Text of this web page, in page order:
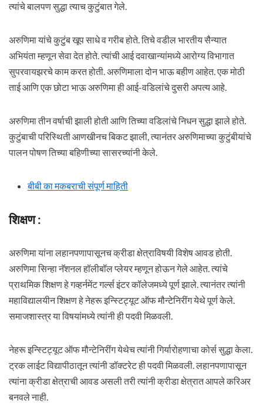
त्यांचे बालपण सुद्धा त्याच कुटुंबात गेले.
अरुणिमा यांचे कुटुंब खूप साधे व गरीब होते. तिचे वडील भारतीय सैन्यात
अभियंता म्हणून सेवा देत होते. त्यांची आई दवाखान्यांमध्ये आरोग्य विभागात
सुपरवायझरचे काम करत होती. अरुणिमाला दोन भाऊ बहीण आहेत. एक मोठी
ताई आणि एक छोटा भाऊ अरुणिमा ही आई-वडिलांचे दुसरी अपत्य आहे.
अरुणिमा तीन वर्षाची झाली होती आणि तिच्या वडिलांचे निधन सुद्धा झाले होते.
कुटुंबाची परिस्थिती आणखीनच बिकट झाली, त्यानंतर अरुणिमाच्या कुटुंबीयांचे
पालन पोषण तिच्या बहिणीच्या सासरच्यांनी केले.
बीबी का मकबराची संपूर्ण माहिती
शिक्षण :
अरुणिमा यांना लहानपणापासूनच क्रीडा क्षेत्राविषयी विशेष आवड होती.
अरुणिमा सिन्हा नॅशनल हॉलीबॉल प्लेयर म्हणून होऊन गेले आहेत. त्यांचे
प्राथमिक शिक्षण हे गव्हर्नमेंट गर्ल्स इंटर कॉलेजमध्ये पूर्ण झाले. त्यानंतर त्यांनी
महाविद्यालयीन शिक्षण हे नेहरू इन्स्टिट्यूट ऑफ मौन्टेनिरींग येथे पूर्ण केले.
समाजशास्त्र या विषयांमध्ये त्यांनी ही पदवी मिळवली.
नेहरू इन्स्टिट्यूट ऑफ मौन्टेनिरींग येथेच त्यांनी गिर्यारोहणाचा कोर्स सुद्धा केला.
ट्रक लाईट विद्यापीठातून त्यांनी डॉक्टरेट ही पदवी मिळवली. लहानपणापासून
त्यांना क्रीडा क्षेत्राची आवड असली तरी त्यांनी क्रीडा क्षेत्रात आपले करिअर
बनवले नाही.